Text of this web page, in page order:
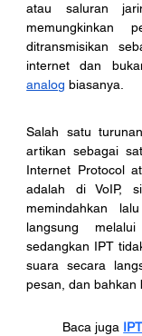
atau saluran
memungkinkan
ditransmisikan
internet dan
analog biasanya.
Salah satu
artikan sebagai
Internet Protocol
adalah di VoIP,
memindahkan
langsung
sedangkan IPT
suara secara
pesan, dan bahkan
Baca juga